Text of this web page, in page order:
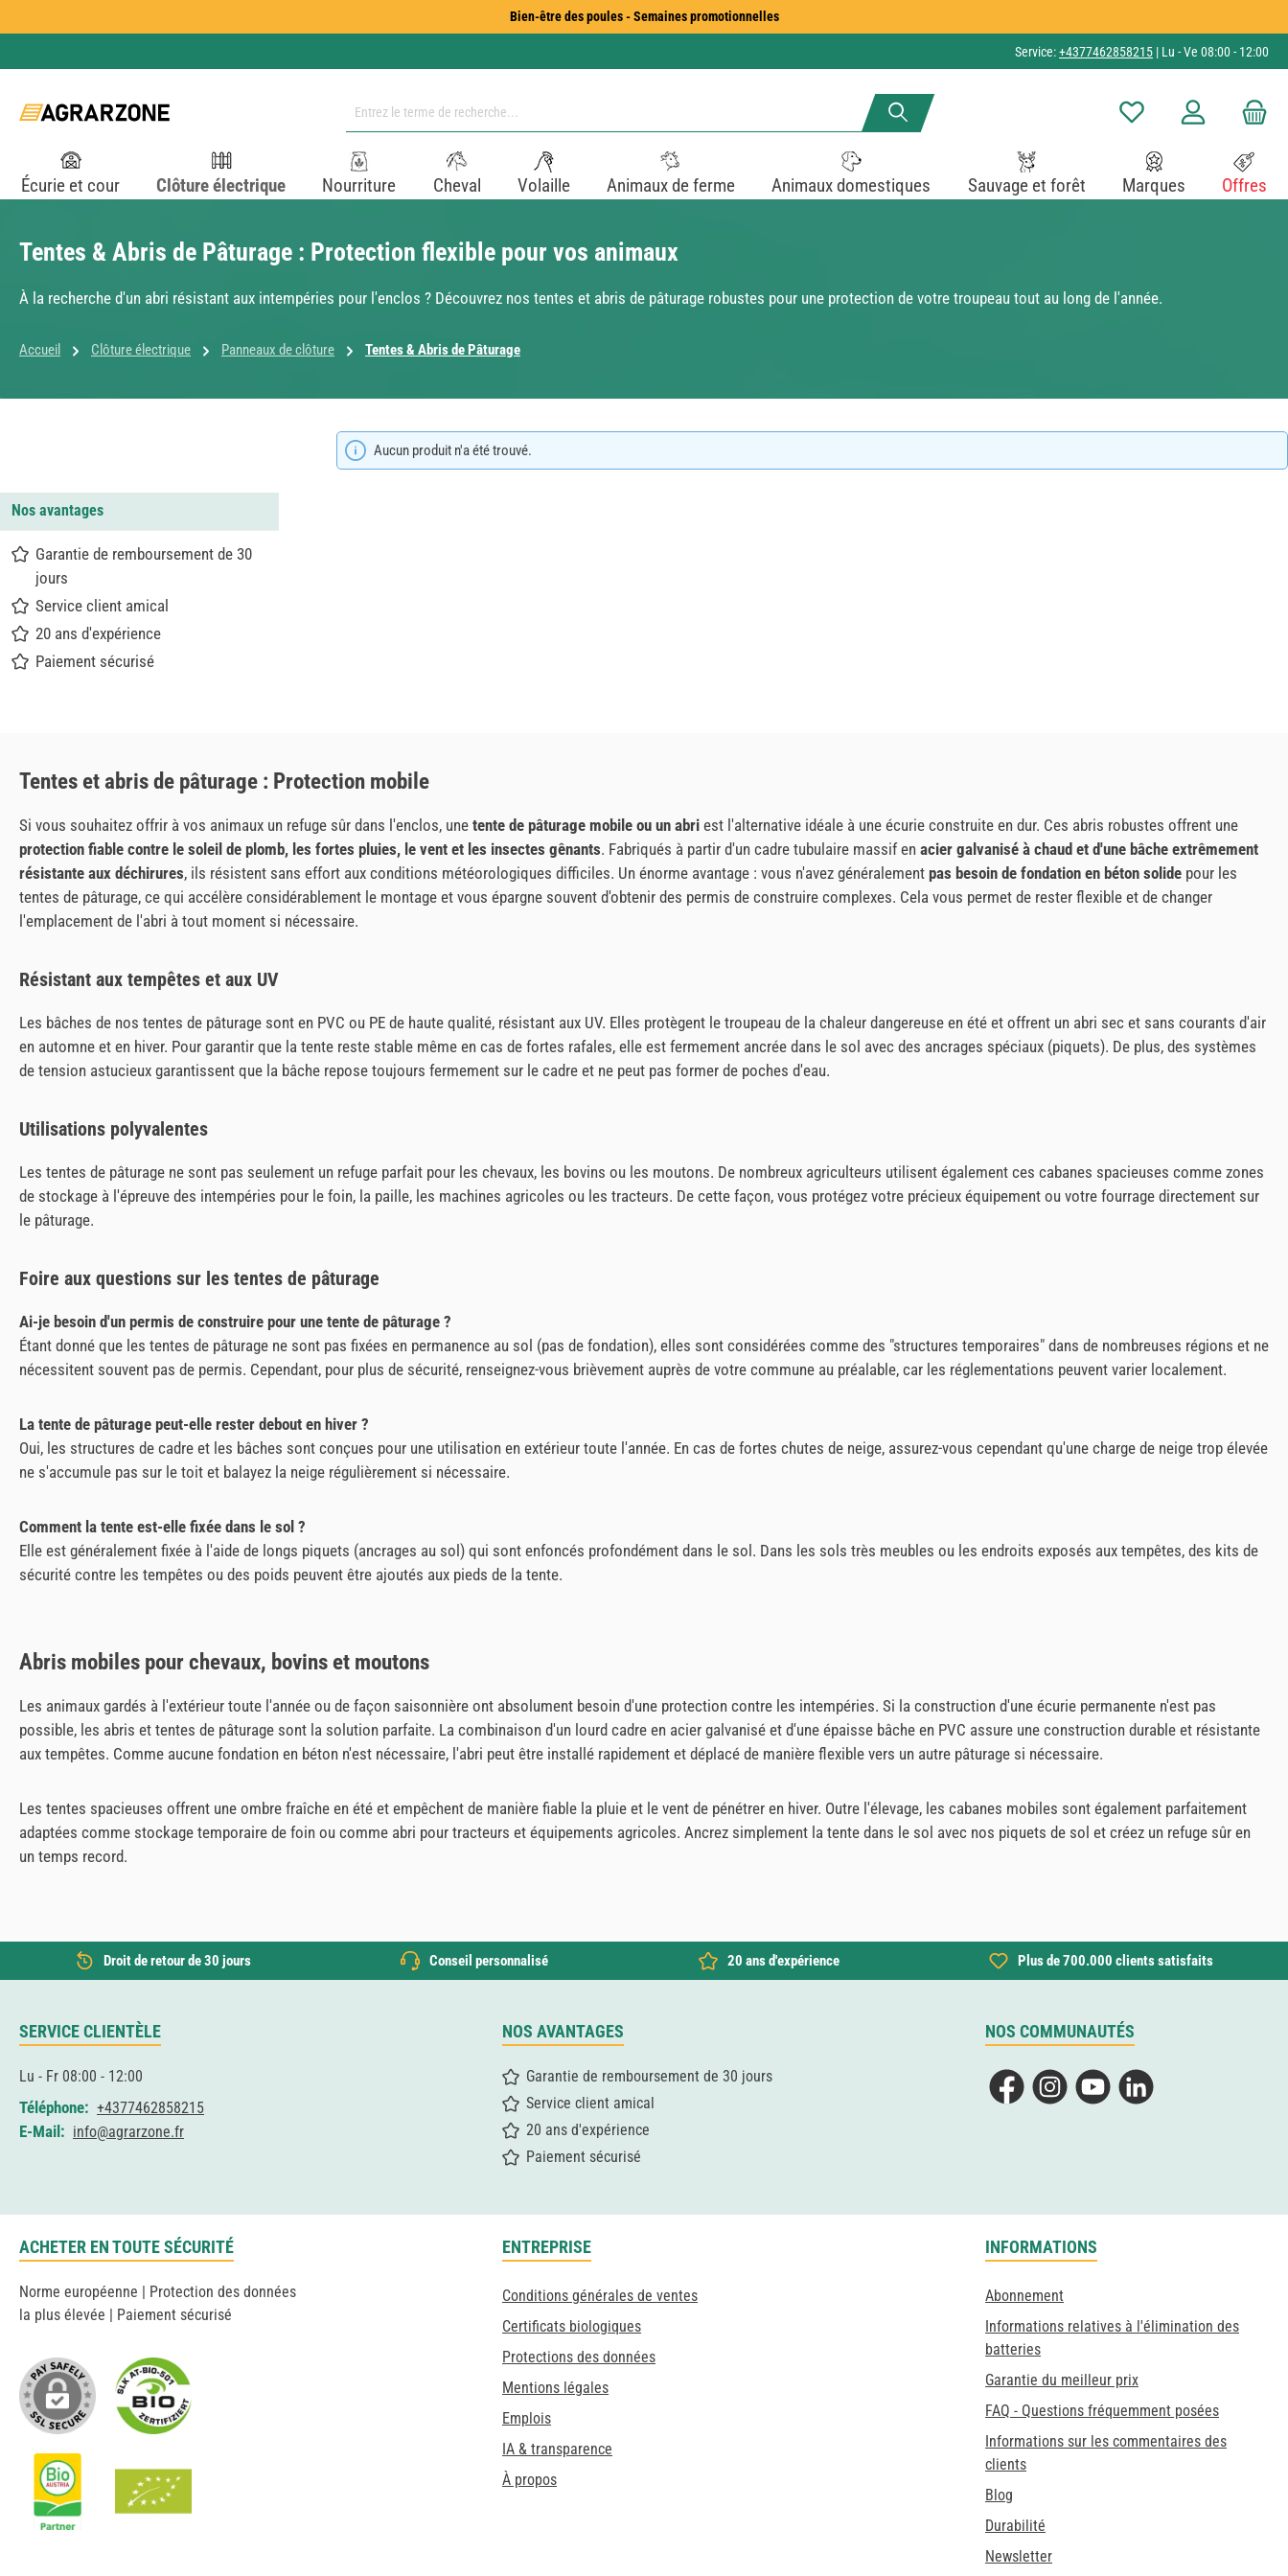
Bien-être des poules - Semaines promotionnelles
Service:+4377462858215 | Lu - Ve 08:00 - 12:00
Vous avez 0 articles dans
Écurie et cour Clôture électrique Nourriture Cheval Volaille Animaux de ferme Animaux domestiques Sauvage et forêt Marques Offres
Tentes & Abris de Pâturage : Protection flexible pour vos animaux
À la recherche d'un abri résistant aux intempéries pour l'enclos ? Découvrez nos tentes et abris de pâturage robustes pour une protection de votre troupeau tout au long de l'année.
Accueil Clôture électrique Panneaux de clôture Tentes & Abris de Pâturage
Nos avantages
Garantie de remboursement de 30
jours
Service client amical
20 ans d'expérience
Paiement sécurisé
Aucun produit n'a été trouvé.
Tentes et abris de pâturage : Protection mobile
Si vous souhaitez offrir à vos animaux un refuge sûr dans l'enclos, une tente de pâturage mobile ou un abri est l'alternative idéale à une écurie construite en dur. Ces abris robustes offrent une
protection fiable contre le soleil de plomb, les fortes pluies, le vent et les insectes gênants. Fabriqués à partir d'un cadre tubulaire massif en acier galvanisé à chaud et d'une bâche extrêmement
résistante aux déchirures, ils résistent sans effort aux conditions météorologiques difficiles. Un énorme avantage : vous n'avez généralement pas besoin de fondation en béton solide pour les
tentes de pâturage, ce qui accélère considérablement le montage et vous épargne souvent d'obtenir des permis de construire complexes. Cela vous permet de rester flexible et de changer
l'emplacement de l'abri à tout moment si nécessaire.
Résistant aux tempêtes et aux UV
Les bâches de nos tentes de pâturage sont en PVC ou PE de haute qualité, résistant aux UV. Elles protègent le troupeau de la chaleur dangereuse en été et offrent un abri sec et sans courants d'air
en automne et en hiver. Pour garantir que la tente reste stable même en cas de fortes rafales, elle est fermement ancrée dans le sol avec des ancrages spéciaux (piquets). De plus, des systèmes
de tension astucieux garantissent que la bâche repose toujours fermement sur le cadre et ne peut pas former de poches d'eau.
Utilisations polyvalentes
Les tentes de pâturage ne sont pas seulement un refuge parfait pour les chevaux, les bovins ou les moutons. De nombreux agriculteurs utilisent également ces cabanes spacieuses comme zones
de stockage à l'épreuve des intempéries pour le foin, la paille, les machines agricoles ou les tracteurs. De cette façon, vous protégez votre précieux équipement ou votre fourrage directement sur
le pâturage.
Foire aux questions sur les tentes de pâturage
Ai-je besoin d'un permis de construire pour une tente de pâturage ?
Étant donné que les tentes de pâturage ne sont pas fixées en permanence au sol (pas de fondation), elles sont considérées comme des "structures temporaires" dans de nombreuses régions et ne
nécessitent souvent pas de permis. Cependant, pour plus de sécurité, renseignez-vous brièvement auprès de votre commune au préalable, car les réglementations peuvent varier localement.
La tente de pâturage peut-elle rester debout en hiver ?
Oui, les structures de cadre et les bâches sont conçues pour une utilisation en extérieur toute l'année. En cas de fortes chutes de neige, assurez-vous cependant qu'une charge de neige trop élevée
ne s'accumule pas sur le toit et balayez la neige régulièrement si nécessaire.
Comment la tente est-elle fixée dans le sol ?
Elle est généralement fixée à l'aide de longs piquets (ancrages au sol) qui sont enfoncés profondément dans le sol. Dans les sols très meubles ou les endroits exposés aux tempêtes, des kits de
sécurité contre les tempêtes ou des poids peuvent être ajoutés aux pieds de la tente.
Abris mobiles pour chevaux, bovins et moutons
Les animaux gardés à l'extérieur toute l'année ou de façon saisonnière ont absolument besoin d'une protection contre les intempéries. Si la construction d'une écurie permanente n'est pas
possible, les abris et tentes de pâturage sont la solution parfaite. La combinaison d'un lourd cadre en acier galvanisé et d'une épaisse bâche en PVC assure une construction durable et résistante
aux tempêtes. Comme aucune fondation en béton n'est nécessaire, l'abri peut être installé rapidement et déplacé de manière flexible vers un autre pâturage si nécessaire.
Les tentes spacieuses offrent une ombre fraîche en été et empêchent de manière fiable la pluie et le vent de pénétrer en hiver. Outre l'élevage, les cabanes mobiles sont également parfaitement
adaptées comme stockage temporaire de foin ou comme abri pour tracteurs et équipements agricoles. Ancrez simplement la tente dans le sol avec nos piquets de sol et créez un refuge sûr en
un temps record.
Droit de retour de 30 jours Conseil personnalisé 20 ans d'expérience Plus de 700.000 clients satisfaits
SERVICE CLIENTÈLE
Lu - Fr 08:00 - 12:00
Téléphone: +4377462858215
E-Mail: info@agrarzone.fr
NOS AVANTAGES
Garantie de remboursement de 30 jours
Service client amical
20 ans d'expérience
Paiement sécurisé
NOS COMMUNAUTÉS
FacebookInstagramYouTubeLinkedIn
ACHETER EN TOUTE SÉCURITÉ
Norme européenne | Protection des données
la plus élevée | Paiement sécurisé
ENTREPRISE
Conditions générales de ventes
Certificats biologiques
Protections des données
Mentions légales
Emplois
IA & transparence
À propos
INFORMATIONS
Abonnement
Informations relatives à l'élimination des
batteries
Garantie du meilleur prix
FAQ - Questions fréquemment posées
Informations sur les commentaires des
clients
Blog
Durabilité
Newsletter